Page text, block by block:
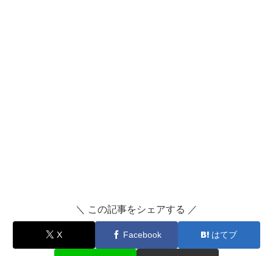
＼ この記事をシェアする ／
X Facebook はてブ